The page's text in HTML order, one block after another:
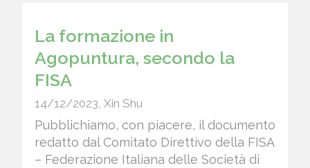
La formazione in
Agopuntura, secondo la
FISA
14/12/2023, Xin Shu
Pubblichiamo, con piacere, il documento
redatto dal Comitato Direttivo della FISA
– Federazione Italiana delle Società di